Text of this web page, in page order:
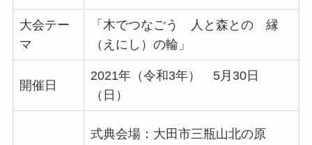
大会テー
マ
「木でつなごう 人と森との 縁
（えにし）の輪」
開催日
2021年（令和3年） 5月30日
（日）
式典会場：大田市三瓶山北の原